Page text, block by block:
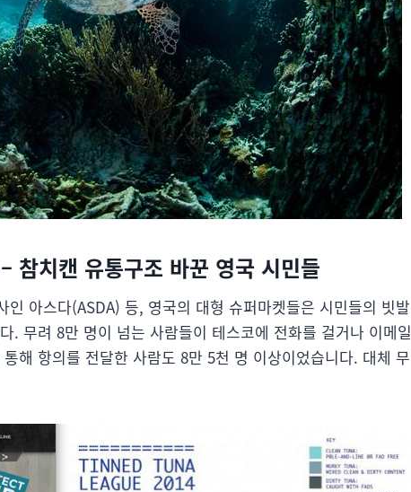
참치캔 유통구조 바꾼 영국 시민들
아스다(ASDA) 등, 영국의 대형 슈퍼마켓들은 시민들의 빗발
. 무려 8만 명이 넘는 사람들이 테스코에 전화를 걸거나 이메일
해 항의를 전달한 사람도 8만 5천 명 이상이었습니다. 대체 무